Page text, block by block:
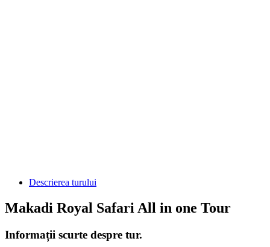
Descrierea turului
Makadi Royal Safari All in one Tour
Informații scurte despre tur.